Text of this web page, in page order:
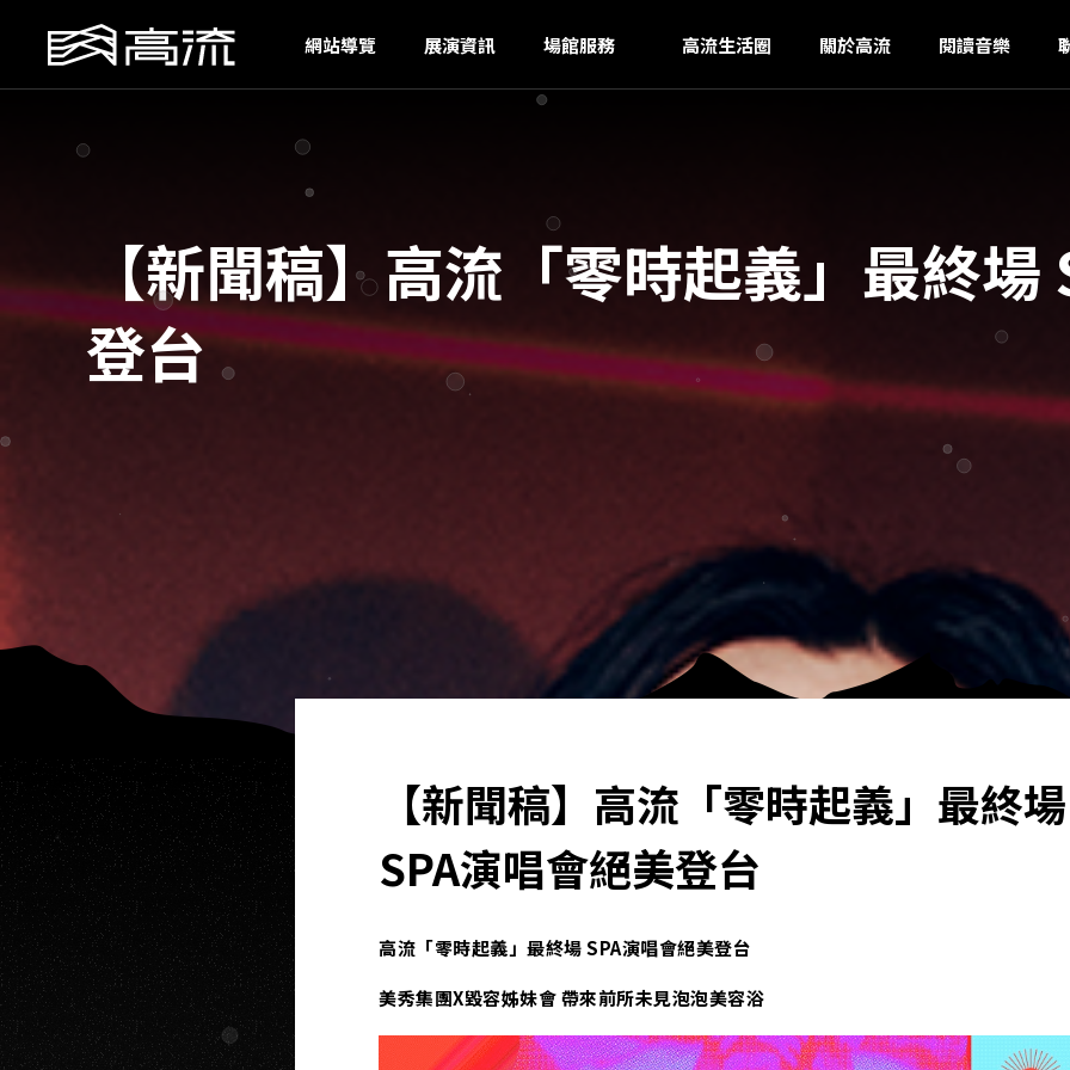
網站導覽 展演資訊 場館服務 高流生活圈 關於高流 閱讀音樂
【新聞稿】高流「零時起義」最終場
登台
【新聞稿】高流「零時起義」最終場
SPA演唱會絕美登台
高流「零時起義」最終場 SPA演唱會絕美登台
美秀集團X毀容姊妹會 帶來前所未見泡泡美容浴